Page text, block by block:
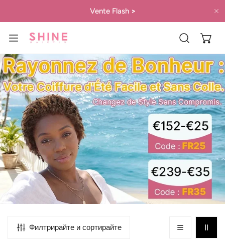
Vente Flash>
Филтрирайте и сортирайте